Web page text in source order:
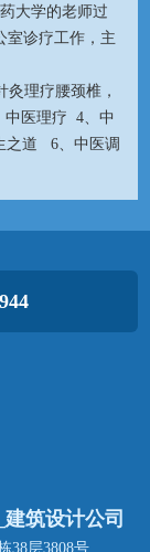
大学的老师过
室诊疗工作，主
灸理疗腰颈椎，
中医理疗 4、中
之道 6、中医调
筑设计公司
38层3808号